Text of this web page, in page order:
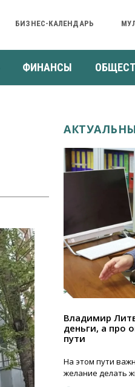
БИЗНЕС-КАЛЕНДАРЬ
ФИНАНСЫ
Владимир
деньги, а про
пути
На этом пути
желание делать